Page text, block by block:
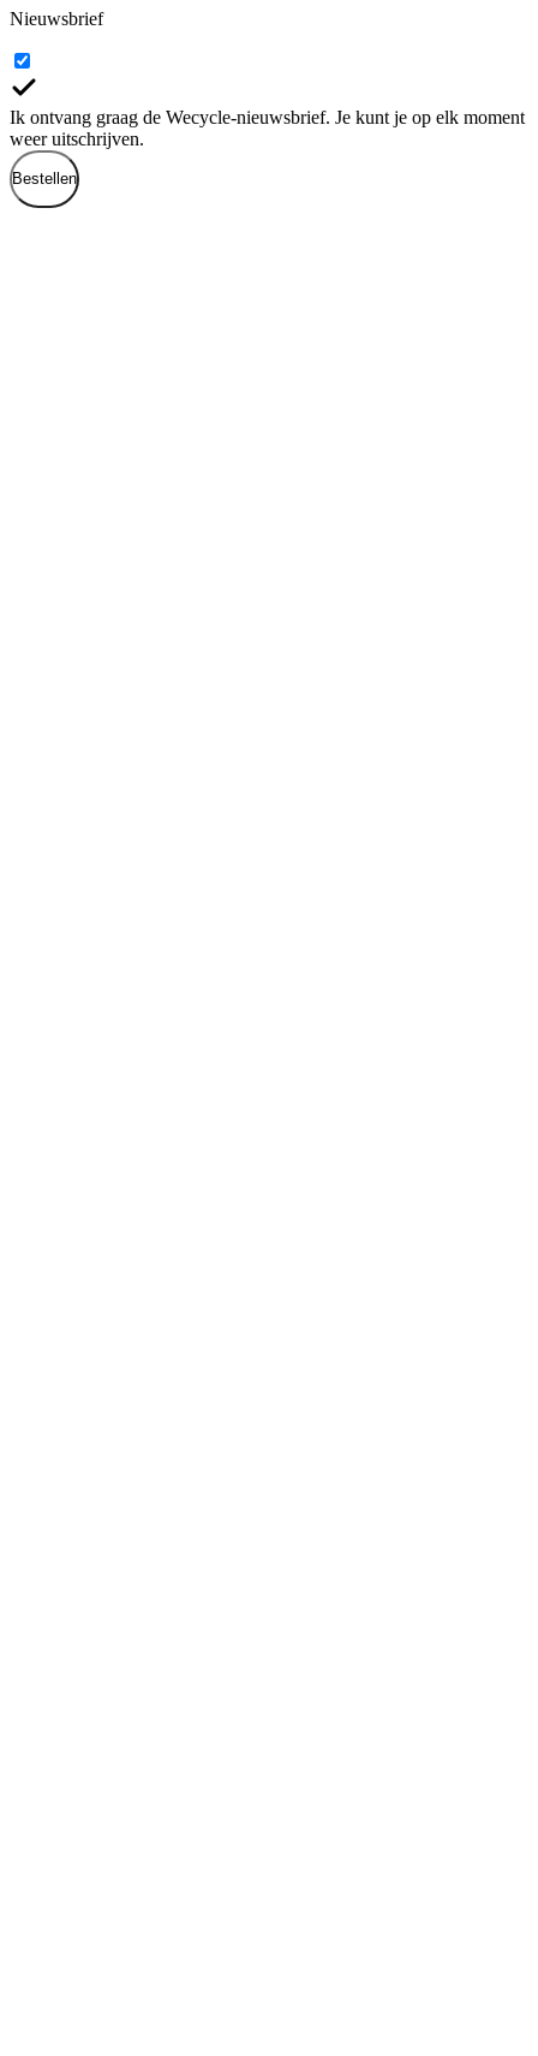
Nieuwsbrief
Ik ontvang graag de Wecycle-nieuwsbrief. Je kunt je op elk moment
weer uitschrijven.
Bestellen